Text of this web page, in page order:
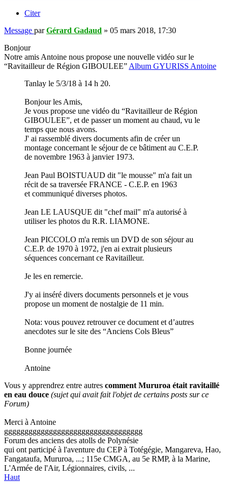
Citer
Message parGérard Gadaud » 05 mars 2018, 17:30
Bonjour
Notre amis Antoine nous propose une nouvelle vidéo sur le
“Ravitailleur de Région GIBOULEE” Album GYURISS Antoine
Tanlay le 5/3/18 à 14 h 20.
Bonjour les Amis,
Je vous propose une vidéo du “Ravitailleur de Région
GIBOULEE”, et de passer un moment au chaud, vu le
temps que nous avons.
J' ai rassemblé divers documents afin de créer un
montage concernant le séjour de ce bâtiment au C.E.P.
de novembre 1963 à janvier 1973.
Jean Paul BOISTUAUD dit "le mousse" m'a fait un
récit de sa traversée FRANCE - C.E.P. en 1963
et communiqué diverses photos.
Jean LE LAUSQUE dit "chef mail" m'a autorisé à
utiliser les photos du R.R. LIAMONE.
Jean PICCOLO m'a remis un DVD de son séjour au
C.E.P. de 1970 à 1972, j'en ai extrait plusieurs
séquences concernant ce Ravitailleur.
Je les en remercie.
J'y ai inséré divers documents personnels et je vous
propose un moment de nostalgie de 11 min.
Nota: vous pouvez retrouver ce document et d’autres
anecdotes sur le site des “Anciens Cols Bleus”
Bonne journée
Antoine
Vous y apprendrez entre autres comment Mururoa était ravitaillé
en eau douce (sujet qui avait fait l'objet de certains posts sur ce
Forum)
Merci à Antoine
gggggggggggggggggggggggggggggggggg
Forum des anciens des atolls de Polynésie
qui ont participé à l'aventure du CEP à Totégégie, Mangareva, Hao,
Fangataufa, Mururoa, ...; 115e CMGA, au 5e RMP, à la Marine,
L'Armée de l'Air, Légionnaires, civils, ...
Haut